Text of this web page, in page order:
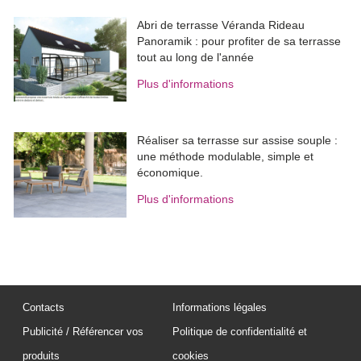
Abri de terrasse Véranda Rideau
Panoramik : pour profiter de sa terrasse
tout au long de l'année
Plus d'informations
Réaliser sa terrasse sur assise souple :
une méthode modulable, simple et
économique.
Plus d'informations
Contacts
Publicité / Référencer vos
produits
Informations légales
Politique de confidentialité et
cookies